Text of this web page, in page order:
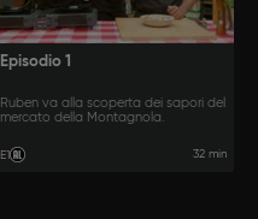
Episodio 1
Ruben va alla scoperta dei sapori del
mercato della Montagnola.
E1 32 min